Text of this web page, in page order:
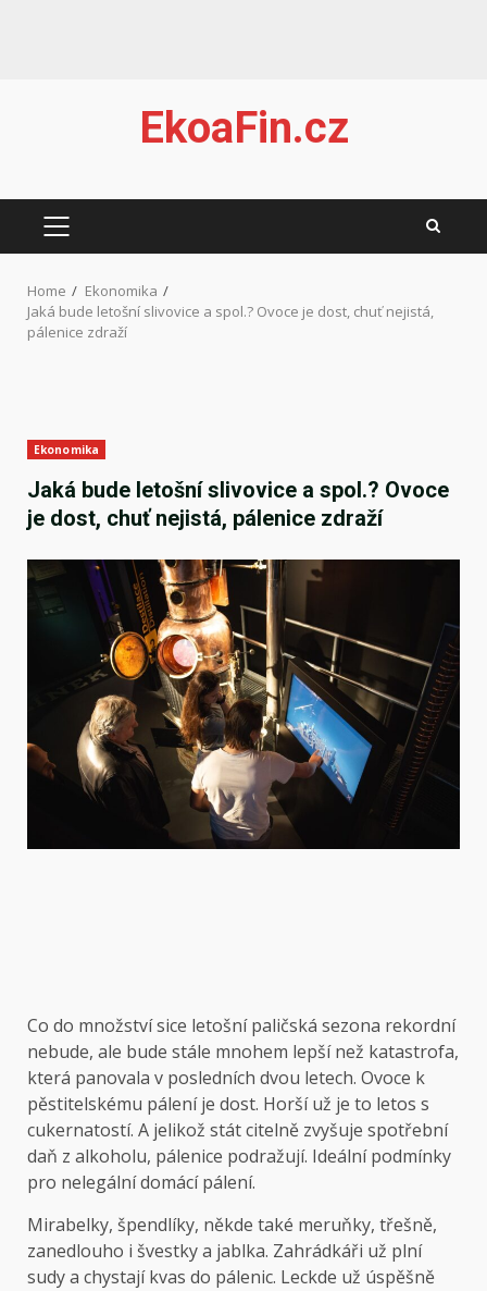
EkoaFin.cz
PRIMARY
Home
Ekonomika
Jaká bude letošní slivovice a spol.? Ovoce je dost, chuť nejistá,
pálenice zdraží
Ekonomika
Jaká bude letošní slivovice a spol.? Ovoce
je dost, chuť nejistá, pálenice zdraží
Co do množství sice letošní paličská sezona rekordní
nebude, ale bude stále mnohem lepší než katastrofa,
která panovala v posledních dvou letech. Ovoce k
pěstitelskému pálení je dost. Horší už je to letos s
cukernatostí. A jelikož stát citelně zvyšuje spotřební
daň z alkoholu, pálenice podražují. Ideální podmínky
pro nelegální domácí pálení.
Mirabelky, špendlíky, někde také meruňky, třešně,
zanedlouho i švestky a jablka. Zahrádkáři už plní
sudy a chystají kvas do pálenic. Leckde už úspěšně